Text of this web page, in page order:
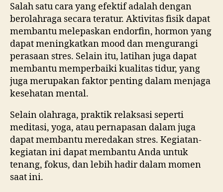
Salah satu cara yang efektif adalah dengan
berolahraga secara teratur. Aktivitas fisik dapat
membantu melepaskan endorfin, hormon yang
dapat meningkatkan mood dan mengurangi
perasaan stres. Selain itu, latihan juga dapat
membantu memperbaiki kualitas tidur, yang
juga merupakan faktor penting dalam menjaga
kesehatan mental.
Selain olahraga, praktik relaksasi seperti
meditasi, yoga, atau pernapasan dalam juga
dapat membantu meredakan stres. Kegiatan-
kegiatan ini dapat membantu Anda untuk
tenang, fokus, dan lebih hadir dalam momen
saat ini.